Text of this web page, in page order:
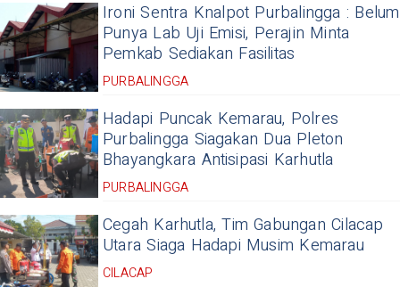
Ironi Sentra Knalpot Purbalingga : Belum
Punya Lab Uji Emisi, Perajin Minta
Pemkab Sediakan Fasilitas
PURBALINGGA
Hadapi Puncak Kemarau, Polres
Purbalingga Siagakan Dua Pleton
Bhayangkara Antisipasi Karhutla
PURBALINGGA
Cegah Karhutla, Tim Gabungan Cilacap
Utara Siaga Hadapi Musim Kemarau
CILACAP